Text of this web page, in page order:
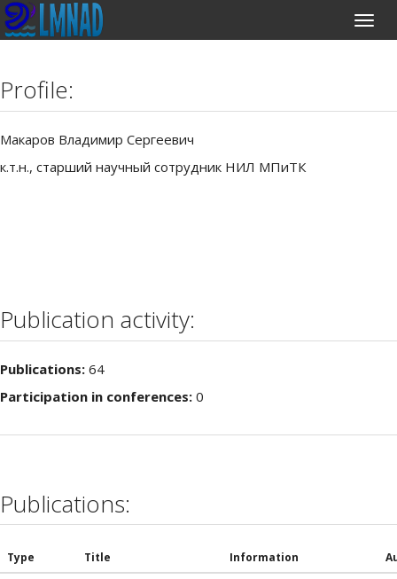
Profile:
Макаров Владимир Сергеевич
к.т.н., старший научный сотрудник НИЛ МПиТК
Publication activity:
Publications: 64
Participation in conferences: 0
Publications:
Type Title Information